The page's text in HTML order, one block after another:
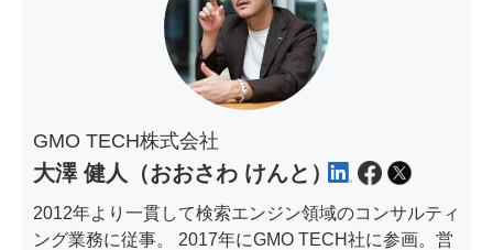
GMO TECH株式会社
大澤 健人（おおさわ けんと）
2012年より一貫して検索エンジン領域のコンサルティ
ング業務に従事。 2017年にGMO TECH社に参画。営